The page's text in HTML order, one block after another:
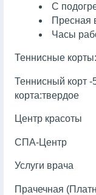
С
Пресная
Часы
Теннисные
Теннисный корт -
корта:твердое
Центр красоты
СПА-Центр
Услуги врача
Прачечная